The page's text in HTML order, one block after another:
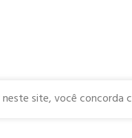
site, você concorda